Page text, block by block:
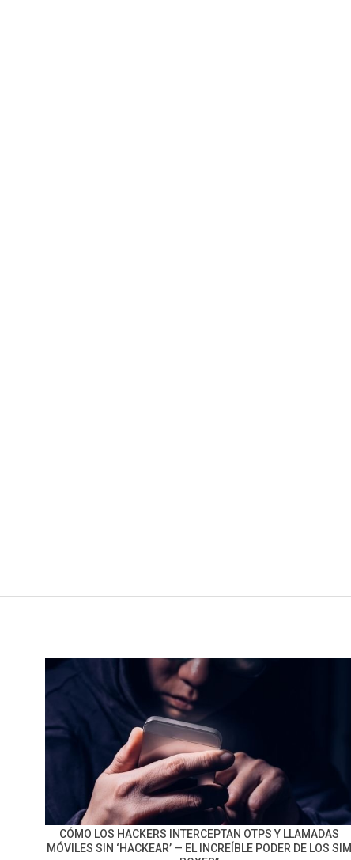
CÓMO LOS HACKERS INTERCEPTAN OTPS Y LLAMADAS
MÓVILES SIN ‘HACKEAR’ — EL INCREÍBLE PODER DE LOS SIM